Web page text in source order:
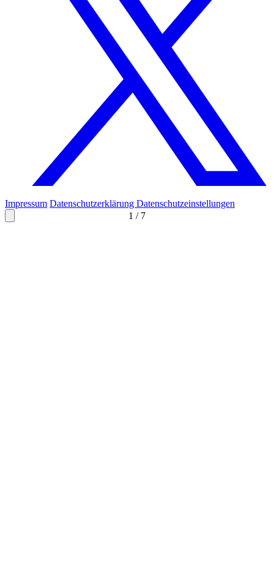
1 / 7
Impressum Datenschutzerklärung Datenschutzeinstellungen